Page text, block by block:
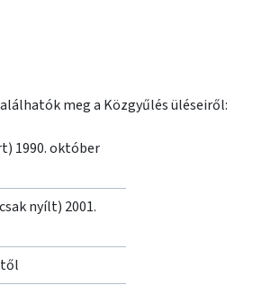
meg a Közgyűlés üléseiről:
1990. október
nyílt) 2001.